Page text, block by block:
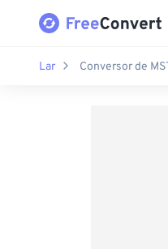
Lar Conversor de